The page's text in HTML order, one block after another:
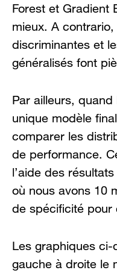
Forest et Gradient
mieux. A
discriminantes et
généralisés font
Par ailleurs,
unique modèle
comparer les
de performance.
l’aide des
où nous avons 10
de spécificité pour
Les graphiques
gauche à droite le